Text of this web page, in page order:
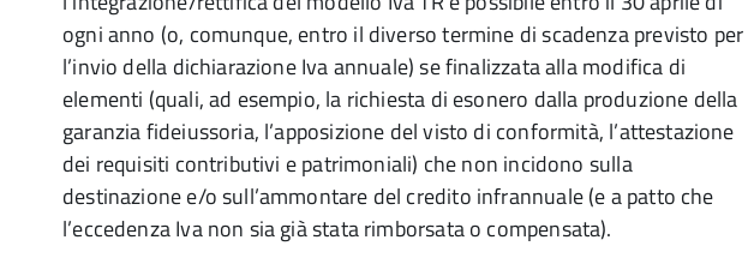
ogni anno (o, comunque, entro il diverso termine di scadenza previsto per
l’invio della dichiarazione Iva annuale) se finalizzata alla modifica di
elementi (quali, ad esempio, la richiesta di esonero dalla produzione della
garanzia fideiussoria, l’apposizione del visto di conformità, l’attestazione
dei requisiti contributivi e patrimoniali) che non incidono sulla
destinazione e/o sull’ammontare del credito infrannuale (e a patto che
l’eccedenza Iva non sia già stata rimborsata o compensata).